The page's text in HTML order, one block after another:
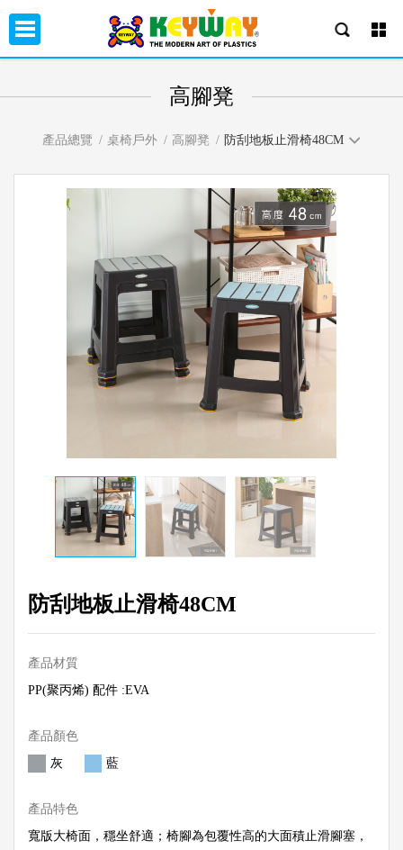
高腳凳
產品總覽 桌椅戶外 高腳凳 防刮地板止滑椅48CM
防刮地板止滑椅48CM
產品材質
PP(聚丙烯) 配件 :EVA
產品顏色
灰
藍
產品特色
寬版大椅面，穩坐舒適；椅腳為包覆性高的大面積止滑腳塞，